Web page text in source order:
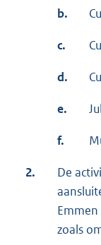
b.
c.
d.
e.
f.
2.
De
zoals